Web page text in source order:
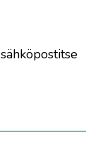
sähköpostitse